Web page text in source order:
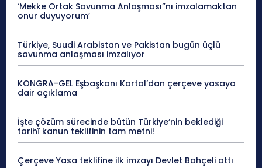
‘Mekke Ortak Savunma Anlaşması”nı imzalamaktan
onur duyuyorum’
Türkiye, Suudi Arabistan ve Pakistan bugün üçlü
savunma anlaşması imzalıyor
KONGRA-GEL Eşbaşkanı Kartal’dan çerçeve yasaya
dair açıklama
İşte çözüm sürecinde bütün Türkiye’nin beklediği
tarihî kanun teklifinin tam metni!
Çerçeve Yasa teklifine ilk imzayı Devlet Bahçeli attı